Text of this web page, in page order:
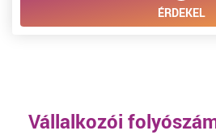
ÉRDEKEL
Vállalkozói